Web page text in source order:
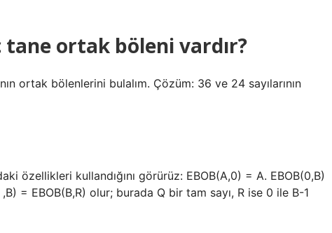
tane ortak böleni vardır?
ortak bölenlerini bulalım. Çözüm: 36 ve 24 sayılarının
özellikleri kullandığını görürüz: EBOB(A,0) = A. EBOB(0,B)
= EBOB(B,R) olur; burada Q bir tam sayı, R ise 0 ile B-1